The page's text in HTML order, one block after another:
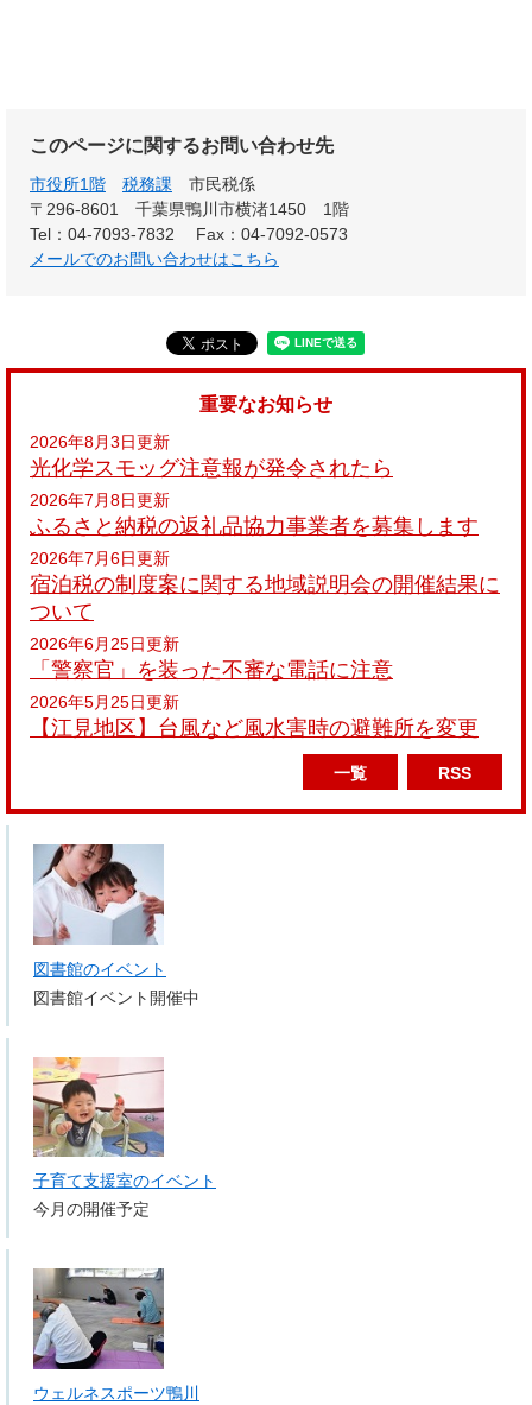
このページに関するお問い合わせ先
市役所1階 税務課 市民税係
〒296-8601
千葉県鴨川市横渚1450 1階
Tel：04-7093-7832
Fax：04-7092-0573
メールでのお問い合わせはこちら
重要なお知らせ
2026年8月3日更新
光化学スモッグ注意報が発令されたら
2026年7月8日更新
ふるさと納税の返礼品協力事業者を募集します
2026年7月6日更新
宿泊税の制度案に関する地域説明会の開催結果に
ついて
2026年6月25日更新
「警察官」を装った不審な電話に注意
2026年5月25日更新
【江見地区】台風など風水害時の避難所を変更
一覧 RSS
図書館のイベント
図書館イベント開催中
子育て支援室のイベント
今月の開催予定
ウェルネスポーツ鴨川